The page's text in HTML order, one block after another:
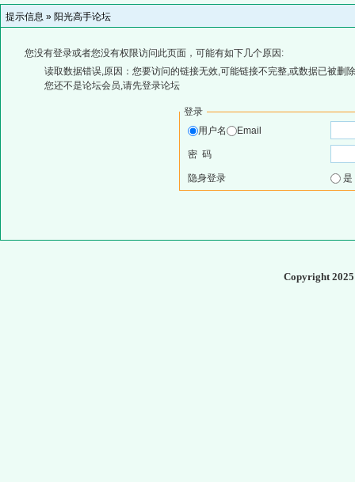
提示信息 » 阳光高手论坛
您没有登录或者您没有权限访问此页面，可能有如下几个原因:
读取数据错误,原因：您要访问的链接无效,可能链接不完整,或数据已被删
您还不是论坛会员,请先登录论坛
登录
用户名
Email
密 码
隐身登录
Copyright